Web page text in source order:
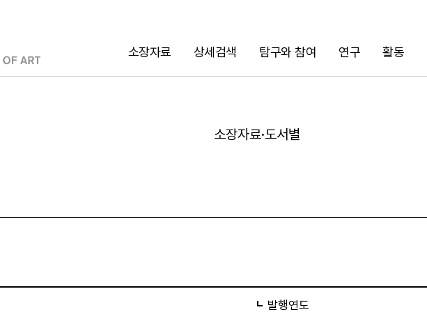
소장자료 상세검색 탐구와 참여 연구 활동
검색
소장자료·도서별
발행연도